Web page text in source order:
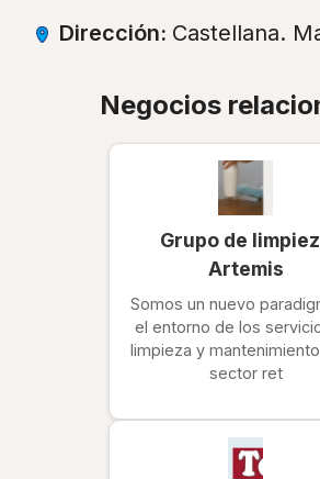
Dirección: Castellana.
Negocios
Grupo de
Artemis
Somos un nuevo
el entorno de los
limpieza y
sector ret